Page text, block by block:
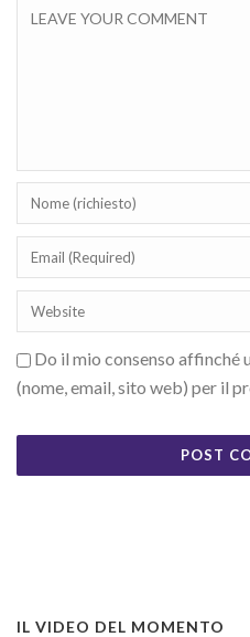
Do il mio consenso affinché
(nome, email, sito web) per il
IL VIDEO DEL MOMENTO